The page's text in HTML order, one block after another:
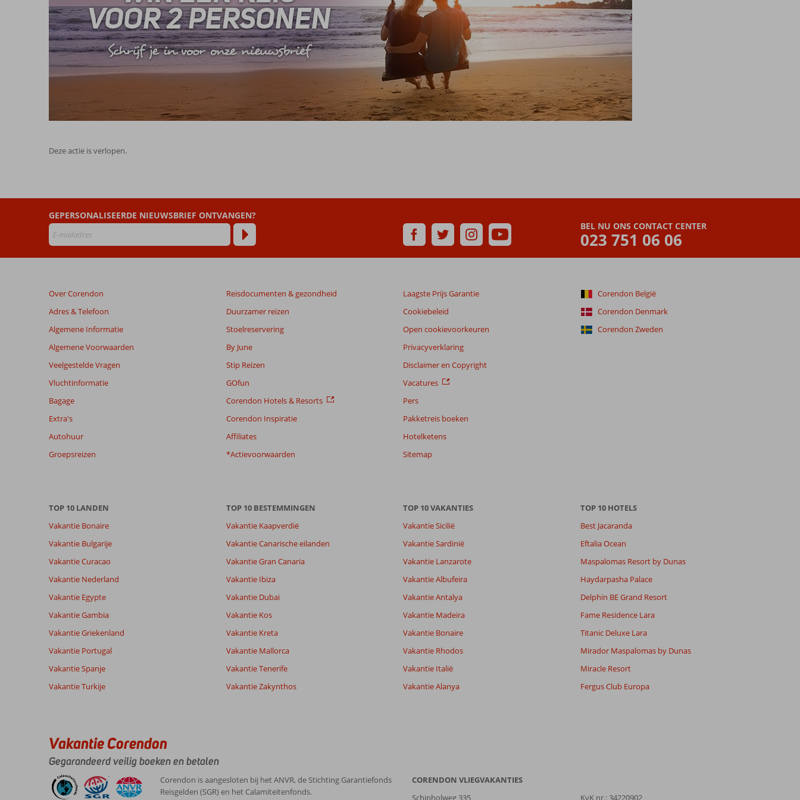
Deze actie is verlopen.
BEL NU ONS CONTACT CENTER
023 751 06 06
GEPERSONALISEERDE NIEUWSBRIEF ONTVANGEN?
Over Corendon
Adres & Telefoon
Algemene Informatie
Algemene Voorwaarden
Veelgestelde Vragen
Vluchtinformatie
Bagage
Extra's
Autohuur
Groepsreizen
Reisdocumenten & gezondheid
Duurzamer reizen
Stoelreservering
By June
Stip Reizen
GOfun
Corendon Hotels & Resorts
Corendon Inspiratie
Affiliates
*Actievoorwaarden
Laagste Prijs Garantie
Cookiebeleid
Open cookievoorkeuren
Privacyverklaring
Disclaimer en Copyright
Vacatures
Pers
Pakketreis boeken
Hotelketens
Sitemap
Corendon België
Corendon Denmark
Corendon Zweden
TOP 10 LANDEN
Vakantie Bonaire
Vakantie Bulgarije
Vakantie Curacao
Vakantie Nederland
Vakantie Egypte
Vakantie Gambia
Vakantie Griekenland
Vakantie Portugal
Vakantie Spanje
Vakantie Turkije
TOP 10 BESTEMMINGEN
Vakantie Kaapverdië
Vakantie Canarische eilanden
Vakantie Gran Canaria
Vakantie Ibiza
Vakantie Dubai
Vakantie Kos
Vakantie Kreta
Vakantie Mallorca
Vakantie Tenerife
Vakantie Zakynthos
TOP 10 VAKANTIES
Vakantie Sicilië
Vakantie Sardinië
Vakantie Lanzarote
Vakantie Albufeira
Vakantie Antalya
Vakantie Madeira
Vakantie Bonaire
Vakantie Rhodos
Vakantie Italië
Vakantie Alanya
TOP 10 HOTELS
Best Jacaranda
Eftalia Ocean
Maspalomas Resort by Dunas
Haydarpasha Palace
Delphin BE Grand Resort
Fame Residence Lara
Titanic Deluxe Lara
Mirador Maspalomas by Dunas
Miracle Resort
Fergus Club Europa
Vakantie Corendon
Gegarandeerd veilig boeken en betalen
Corendon is aangesloten bij het ANVR, de Stichting Garantiefonds
Reisgelden (SGR) en het Calamiteitenfonds.
CORENDON VLIEGVAKANTIES
Schipholweg 335
KvK nr.: 34220902